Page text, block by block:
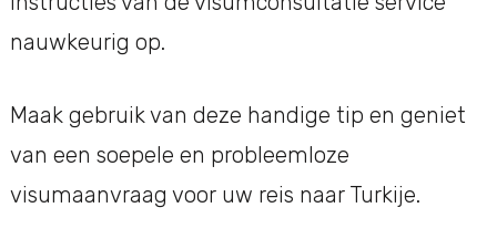
nauwkeurig op.
Maak gebruik van deze handige tip en geniet
van een soepele en probleemloze
visumaanvraag voor uw reis naar Turkije.